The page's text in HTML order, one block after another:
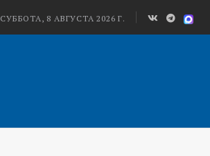
СУББОТА, 8 АВГУСТА 2026 Г.